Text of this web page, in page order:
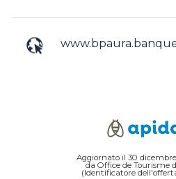
Aggiornato il 30 dicembre
da Office de Tourisme
(Identificatore